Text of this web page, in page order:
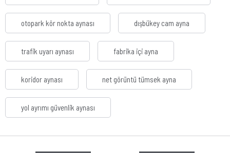
otopark kör nokta aynası dışbükey cam ayna
trafik uyarı aynası fabrika içi ayna
koridor aynası net görüntü tümsek ayna
yol ayrımı güvenlik aynası